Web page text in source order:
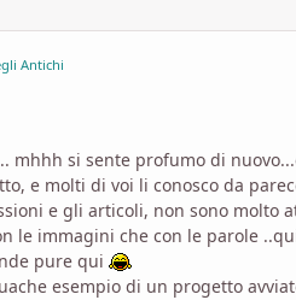
Antichi
mhhh si sente profumo di
e molti di voi li conosco da
e gli articoli, non sono molto
le immagini che con le parole
pure qui
esempio di un progetto